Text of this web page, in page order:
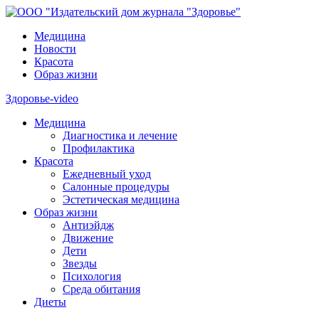
Медицина
Новости
Красота
Образ жизни
Здоровье-video
Медицина
Диагностика и лечение
Профилактика
Красота
Ежедневный уход
Салонные процедуры
Эстетическая медицина
Образ жизни
Антиэйдж
Движение
Дети
Звезды
Психология
Среда обитания
Диеты